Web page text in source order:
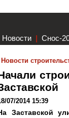
Новости | Снос-
Новости
07/2014 15:39
Заставской